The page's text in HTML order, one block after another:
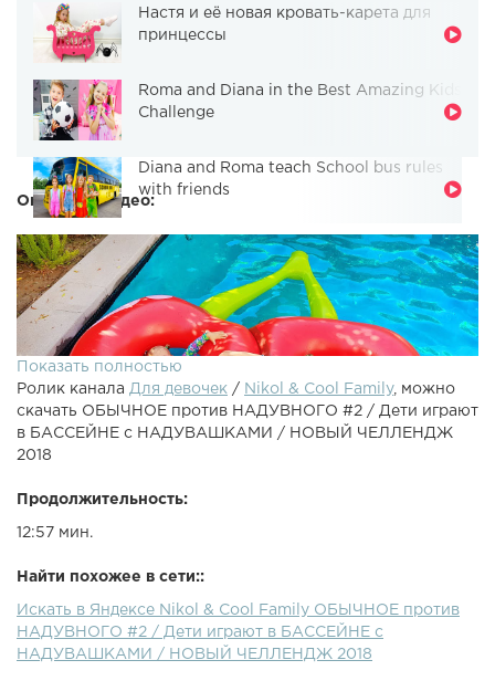
Настя и её новая кровать-карета для
принцессы
Roma and Diana in the Best Amazing Kids
Challenge
Diana and Roma teach School bus rules
with friends
Описание видео:
2018Мой Игровой Letsplay канал - ИНСТАГРАМ Николь
старшей Сестры Александры Подписывайтесь на мой
канал :) что бы не пропустить новые видео. Наша
ГРУППА В VK Канал моей сестры Алисы Спасибо, что
Показать полностью
Ролик канала Для девочек / Nikol & Cool Family, можно
скачать ОБЫЧНОЕ против НАДУВНОГО #2 / Дети играют
в БАССЕЙНЕ с НАДУВАШКАМИ / НОВЫЙ ЧЕЛЛЕНДЖ
2018
Продолжительность:
12:57 мин.
Найти похожее в сети::
Искать в Яндексе Nikol & Cool Family ОБЫЧНОЕ против
НАДУВНОГО #2 / Дети играют в БАССЕЙНЕ с
НАДУВАШКАМИ / НОВЫЙ ЧЕЛЛЕНДЖ 2018